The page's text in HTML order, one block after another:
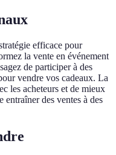
efficace pour
la vente en événement
de participer à des
vendre vos cadeaux. La
les acheteurs et de mieux
des ventes à des